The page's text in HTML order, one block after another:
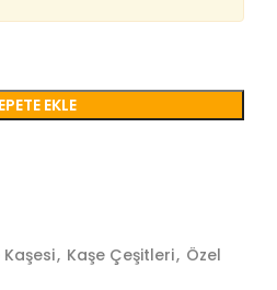
EKLE
, Kaşe Çeşitleri, Özel